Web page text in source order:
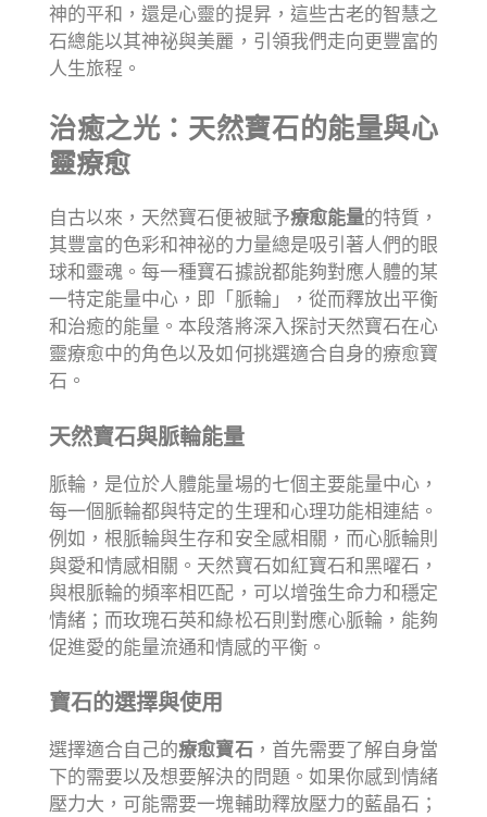
神的平和，還是心靈的提昇，這些古老的智慧之
石總能以其神祕與美麗，引領我們走向更豐富的
人生旅程。
治癒之光：天然寶石的能量與心
靈療愈
自古以來，天然寶石便被賦予療愈能量的特質，
其豐富的色彩和神祕的力量總是吸引著人們的眼
球和靈魂。每一種寶石據說都能夠對應人體的某
一特定能量中心，即「脈輪」，從而釋放出平衡
和治癒的能量。本段落將深入探討天然寶石在心
靈療愈中的角色以及如何挑選適合自身的療愈寶
石。
天然寶石與脈輪能量
脈輪，是位於人體能量場的七個主要能量中心，
每一個脈輪都與特定的生理和心理功能相連結。
例如，根脈輪與生存和安全感相關，而心脈輪則
與愛和情感相關。天然寶石如紅寶石和黑曜石，
與根脈輪的頻率相匹配，可以增強生命力和穩定
情緒；而玫瑰石英和綠松石則對應心脈輪，能夠
促進愛的能量流通和情感的平衡。
寶石的選擇與使用
選擇適合自己的療愈寶石 ，首先需要了解自身當
下的需要以及想要解決的問題。如果你感到情緒
壓力大，可能需要一塊輔助釋放壓力的藍晶石；